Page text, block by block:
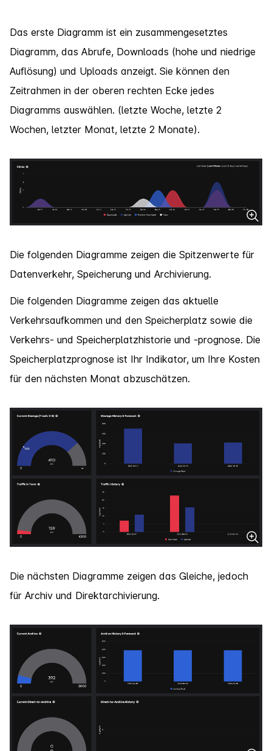
Das erste Diagramm ist ein zusammengesetztes
Diagramm, das Abrufe, Downloads (hohe und niedrige
Auflösung) und Uploads anzeigt. Sie können den
Zeitrahmen in der oberen rechten Ecke jedes
Diagramms auswählen. (letzte Woche, letzte 2
Wochen, letzter Monat, letzte 2 Monate).
Die folgenden Diagramme zeigen die Spitzenwerte für
Datenverkehr, Speicherung und Archivierung.
Die folgenden Diagramme zeigen das aktuelle
Verkehrsaufkommen und den Speicherplatz sowie die
Verkehrs- und Speicherplatzhistorie und -prognose. Die
Speicherplatzprognose ist Ihr Indikator, um Ihre Kosten
für den nächsten Monat abzuschätzen.
Die nächsten Diagramme zeigen das Gleiche, jedoch
für Archiv und Direktarchivierung.